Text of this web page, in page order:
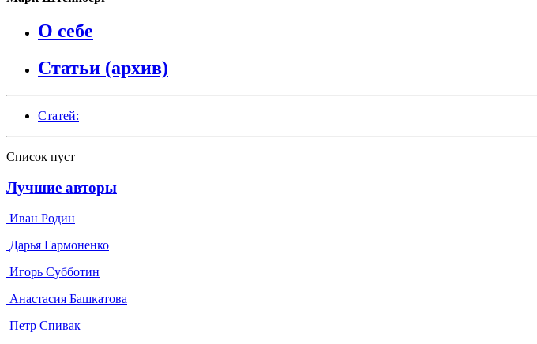
О себе
Статьи (архив)
Статей:
Список пуст
Лучшие авторы
Иван Родин
Дарья Гармоненко
Игорь Субботин
Анастасия Башкатова
Петр Спивак